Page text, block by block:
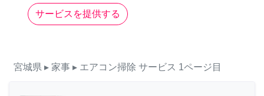
サービスを提供する
宮城県 ▸ 家事 ▸ エアコン掃除 サービス 1ページ目